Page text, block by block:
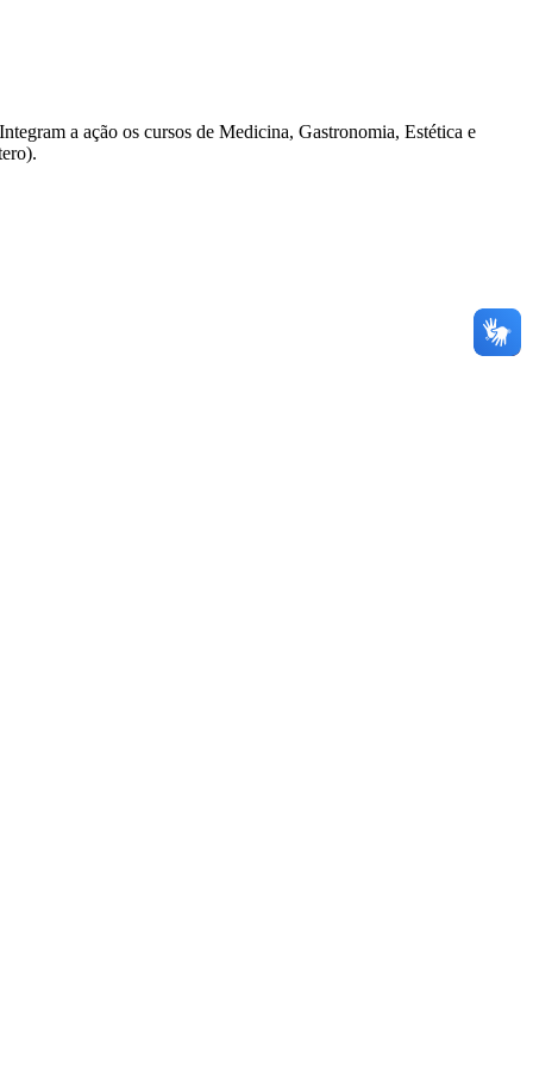
a ação os cursos de Medicina, Gastronomia, Estética e